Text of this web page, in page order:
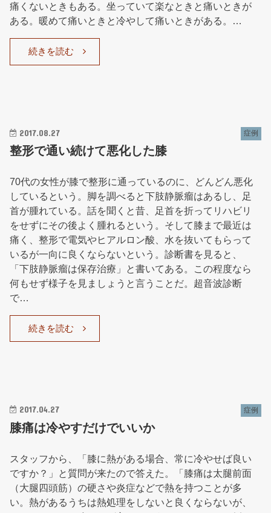
痛くないときもある。坐っていて楽なときと痛いときが
ある。暖めて痛いときと冷やして痛いときがある。…
続きを読む
2017.08.27 症例
整形で通い続けて悪化した膝
70代の女性が膝で整形に通っているのに、どんどん悪化
しているという。脚を調べると下肢静脈瘤はあるし、足
首が腫れている。話を聞くと昔、足首を折ってリハビリ
をせずにその後よく腫れるという。そして膝まで最近は
痛く、整形で電気やヒアルロン酸、水を抜いてもらって
いるが一向に良くならないという。診断書を見ると、
「下肢静脈瘤は保存治療」と書いてある。この程度なら
何もせず様子を見ましょうと言うことだ。超音波診断
で…
続きを読む
2017.04.27 症例
膝痛は冷やすだけでいいか
スタッフから、「膝に熱がある場合、常に冷やせば良い
ですか？」と質問が来たので答えた。「膝痛は太腿前面
（大腿四頭筋）の硬さや炎症などで熱を持つことが多
い。熱があるうちは熱処理をしないと良くならないが、